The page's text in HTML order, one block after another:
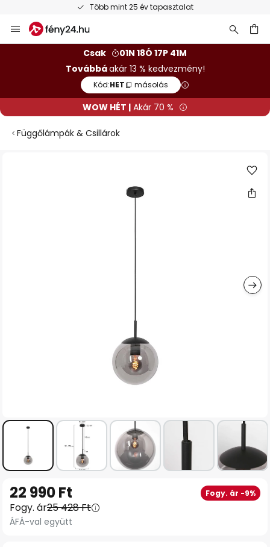
Több mint 25 év tapasztalat
Ugrás
a
Csak
01N 18Ó 17P 40M
Továbbáakár 13 % kedvezmény!
Kód:HET másolás
WOW HÉT | Akár 70 %
Függőlámpák & Csillárok
képgaléria
elejére
22 990 Ft Fogy. ár -9%
Fogy. ár25 428 Ft
ÁFÁ-val együtt